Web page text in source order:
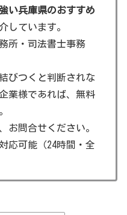
います。具体的な事例を
方法を選択することが推
すが、おまけとして、兵
い兵庫県のおすすめ
しています。
所・司法書士事務
びつくと判断されな
業様であれば、無料
お問合せください。
応可能（24時間・全